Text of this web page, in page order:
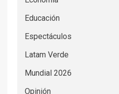
Educación
Espectáculos
Latam Verde
Mundial 2026
Opinión